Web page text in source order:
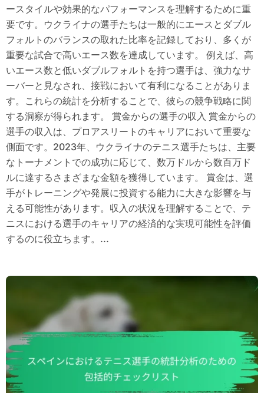
ースタイルや効果的なパフォーマンスを理解するために重
要です。ウクライナの選手たちは一般的にエースとダブル
フォルトのバランスの取れた比率を記録しており、多くが
重要な試合で高いエース数を達成しています。 例えば、高
いエース数と低いダブルフォルトを持つ選手は、強力なサ
ーバーと見なされ、接戦において有利になることがありま
す。これらの統計を分析することで、彼らの競争戦略に関
する洞察が得られます。 賞金からの選手の収入 賞金からの
選手の収入は、プロアスリートのキャリアにおいて重要な
側面です。2023年、ウクライナのテニス選手たちは、主要
なトーナメントでの成功に応じて、数万ドルから数百万ド
ルに達するさまざまな金額を獲得しています。 賞金は、選
手がトレーニングや発展に投資する能力に大きな影響を与
える可能性があります。収入の状況を理解することで、テ
ニスにおける選手のキャリアの経済的な実現可能性を評価
するのに役立ちます。...